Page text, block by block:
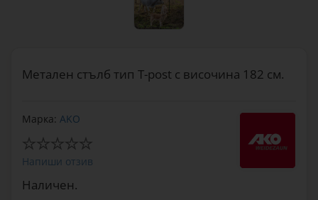
Метален стълб тип T-post с височина 182 см.
Марка: AKO
Напиши отзив
Наличен.